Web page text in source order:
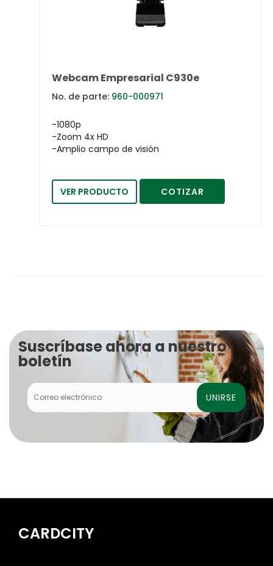
Webcam Empresarial C930e
No. de parte: 960-000971
-1080p
-Zoom 4x HD
-Amplio campo de visión
VER PRODUCTO COTIZAR
Suscríbase ahora a nuestro
boletín
UNIRSE
CARDCITY